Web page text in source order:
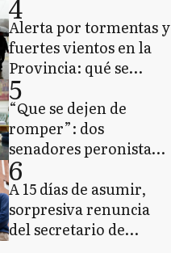
comunidad religiosa
tiene una enorme
expectativa"
Alerta por tormentas y
fuertes vientos en la
Provincia: qué se
espera del clima para
lo que resta del jueves
5
“Que se dejen de
romper”: dos
senadores peronistas
enojados por la
interna entre Máximo
y Kicillof
6
A 15 días de asumir,
sorpresiva renuncia
del secretario de